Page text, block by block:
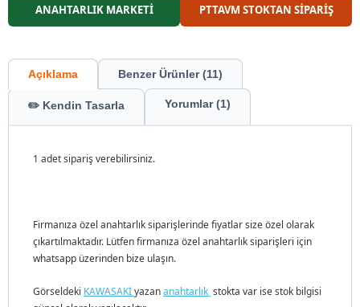
ANAHTARLIK MARKETİ PTTAVM STOKTAN SİPARİŞ
Açıklama Benzer Ürünler (11)
✏️ Kendin Tasarla Yorumlar (1)
1 adet sipariş verebilirsiniz.
Firmanıza özel anahtarlık siparişlerinde fiyatlar size özel olarak
çıkartılmaktadır. Lütfen firmanıza özel anahtarlık siparişleri için
whatsapp üzerinden bize ulaşın.
Görseldeki KAWASAKİyazananahtarlık stokta var ise stok bilgisi